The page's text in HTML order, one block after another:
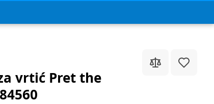
vrtić Pret the